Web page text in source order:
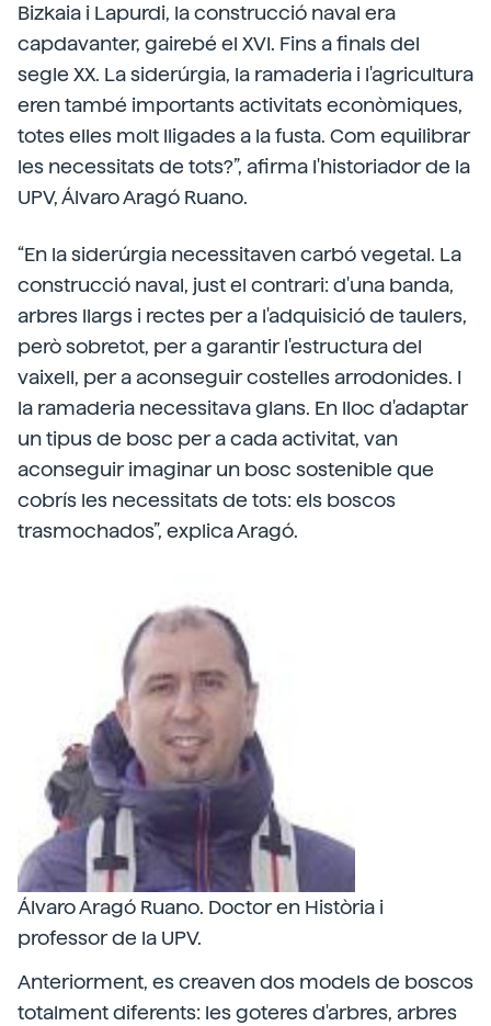
Bizkaia i Lapurdi, la construcció naval era
capdavanter, gairebé el XVI. Fins a finals del
segle XX. La siderúrgia, la ramaderia i l'agricultura
eren també importants activitats econòmiques,
totes elles molt lligades a la fusta. Com equilibrar
les necessitats de tots?”, afirma l'historiador de la
UPV, Álvaro Aragó Ruano.
“En la siderúrgia necessitaven carbó vegetal. La
construcció naval, just el contrari: d'una banda,
arbres llargs i rectes per a l'adquisició de taulers,
però sobretot, per a garantir l'estructura del
vaixell, per a aconseguir costelles arrodonides. I
la ramaderia necessitava glans. En lloc d'adaptar
un tipus de bosc per a cada activitat, van
aconseguir imaginar un bosc sostenible que
cobrís les necessitats de tots: els boscos
trasmochados”, explica Aragó.
Álvaro Aragó Ruano. Doctor en Història i
professor de la UPV.
Anteriorment, es creaven dos models de boscos
totalment diferents: les goteres d'arbres, arbres